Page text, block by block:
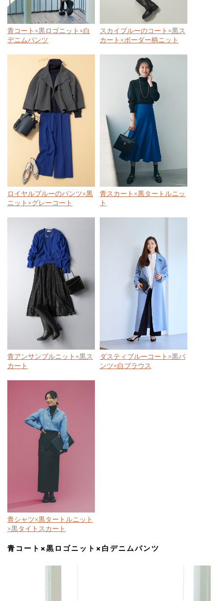
青コート×黒ロゴニット×白
デニムパンツ
スカイブルーのコート×黒ス
カート×ボーダー柄ニット
ロイヤルブルーのパンツ×黒
ニット×グレーコート
青スカート×黒タートルニッ
ト
青アンサンブルニット×黒ス
カート
ダスティブルーコート×黒パ
ンツ×白ブラウス
青シャツ×黒タートルニット
×黒タイトスカート
青コート×黒ロゴニット×白デニムパンツ